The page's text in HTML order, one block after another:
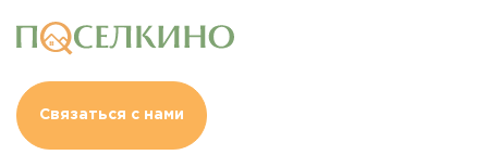
Связаться с нами